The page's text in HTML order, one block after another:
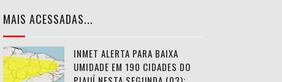
MAIS ACESSADAS...
INMET ALERTA PARA BAIXA
UMIDADE EM 190 CIDADES DO